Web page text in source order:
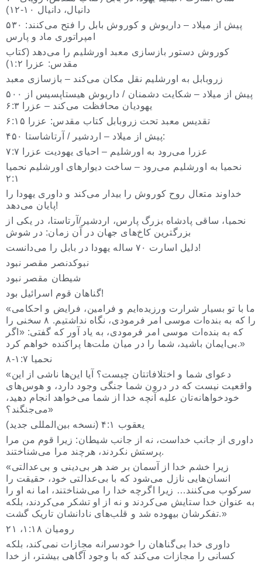
دانیال، دانیال ۱۰-۱۲)
۵۳۰ پیش از میلاد – داریوش و کوروش بابل را فتح می‌کنند:
امپراتوری ماد و پارس
کوروش دستور بازسازی معبد اورشلیم را می‌دهد (کتاب
مقدس: عزرا ۱:۲)
زروبابل به اورشلیم نقل مکان می‌کند – بازسازی معبد
۵۰۰ پیش از میلاد – شکایت دشمنان / داریوش هیستاپسیس از
یهودیان محافظت می‌کند – عزرا ۶:۳
تقدیس معبد تحت زروبابل کتاب مقدس: عزرا ۶:۱۵
۴۵۰ پیش از میلاد – اردشیر / آرتاشاستا:
عزرا می‌رود به اورشلیم – احیای یهودیت عزرا ۷:۷
نحمیا به اورشلیم می‌رود – ساخت دیوارهای اورشلیم نحمیا
۲:۱
خداوند متعال روح کوروش را بیدار می‌کند و داوری یهودا را
پایان می‌دهد!
نحمیا، ساقی پادشاه بزرگ پارس، اردشیر/آرتاستا، در یکی از
بزرگترین کاخ‌های جهان در آن زمان: در شوش
دلیل اسارت ۷۰ ساله یهودا در بابل را می‌دانست!
نبوکدنصر مقصر نبود
شیطان مقصر نبود
گناهان قوم اسرائیل بود!
«ما با تو بسیار شرارت ورزیده‌ایم و فرامین، فرایض و احکامی
را که به بنده‌ات موسی امر فرمودی، نگاه نداشتیم. ۸ سخنی را
که به بنده‌ات موسی امر فرمودی، به یاد آور که گفتی: «اگر
بی‌ایمان باشید، شما را در میان ملت‌ها پراکنده خواهم کرد.»
نحمیا ۱:۷-۸
«دعوای شما و اختلافاتتان چیست؟ آیا این‌ها ناشی از این
واقعیت نیست که در درون شما جنگی وجود دارد، و هوس‌های
خودخواهانه‌تان علیه آنچه خدا از شما می‌خواهد انجام دهید،
می‌جنگند؟»
یعقوب ۴:۱ (نسخه بین‌المللی جدید)
داوری از جانب خداست، نه از جانب شیطان: زیرا قوم من مرا
پرستش نکردند، هرچند مرا می‌شناختند.
«زیرا خشم خدا از آسمان بر ضد هر بی‌دینی و بی‌عدالتی
انسان‌هایی نازل می‌شود که با بی‌عدالتی خود، حقیقت را
سرکوب می‌کنند… زیرا اگرچه خدا را می‌شناختند، اما نه او را
به عنوان خدا ستایش می‌کردند و نه از او تشکر می‌کردند، بلکه
تفکرشان بیهوده شد و قلب‌های نادانشان تاریک گشت.»
رومیان ۱:۱۸، ۲۱
داوری خدا بی‌گناهان را خودسرانه مجازات نمی‌کند، بلکه
کسانی را مجازات می‌کند که با وجود آگاهی بیشتر، از خدا